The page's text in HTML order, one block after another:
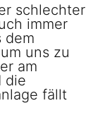
schlechter
immer
dem
uns zu
am
die
fällt